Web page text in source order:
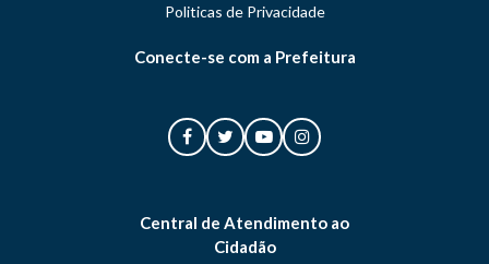
Politicas de Privacidade
Conecte-se com a Prefeitura
Central de Atendimento ao
Cidadão